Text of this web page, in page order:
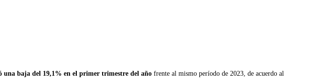
una baja del 19,1% en el primer trimestre del año frente al mismo período de 2023, de acuerdo al